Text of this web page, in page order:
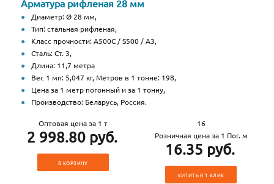
Арматура рифленая 28 мм
Диаметр: Ø 28 мм,
Тип: стальная рифленая,
Класс прочности: А500С / S500 / А3,
Сталь: Ст. 3,
Длина: 11,7 метра
Вес 1 мп: 5,047 кг, Метров в 1 тонне: 198,
Цена за 1 метр погонный и за 1 тонну,
Производство: Беларусь, Россия.
Оптовая цена за 1 т
2 998.80 руб.
В КОРЗИНУ
16
Розничная цена за 1 Пог. м
16.35 руб.
КУПИТЬ В 1 КЛИК